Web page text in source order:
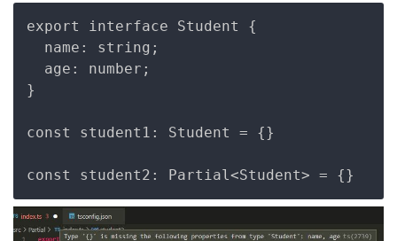
export interface Student {
  name: string;
  age: number;
}
const student1: Student = {}